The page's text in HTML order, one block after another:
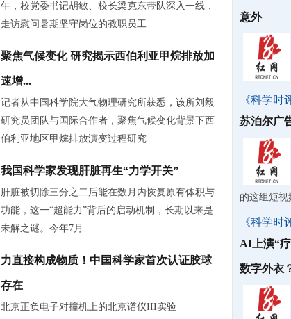
午，校党委书记胡敏、校长梁克东带队深入一线，
走访慰问暑期坚守岗位的教职员工
聚焦气候变化 研究揭示西伯利亚甲烷排放加
速增...
记者从中国科学院大气物理研究所获悉，该所刘毅
研究员团队与国际合作者，聚焦气候变化背景下西
伯利亚地区甲烷排放演变过程研究
我国科学家发现肝脏再生“力学开关”
肝脏被切除三分之二后能在数月内恢复原有体积与
功能，这一“超能力”背后的启动机制，长期以来是
未解之谜。今年7月
力直接构成物质！中国科学家首次认证胶球
存在
北京正负电子对撞机上的北京谱仪III实验
意外
《科学时
苏泊尔广
的这组短视
《科学时
AI上演“
数字外衣